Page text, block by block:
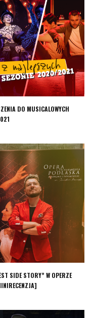
DO MUSICALOWYCH
SIDE STORY” W OPERZE